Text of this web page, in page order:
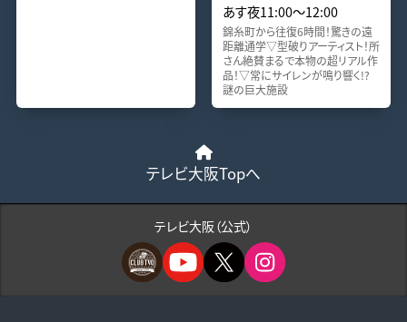
あす夜11:00〜12:00
錦糸町から往復6時間！驚きの遠
距離通学▽型破りアーティスト！所
さん絶賛まるで本物の超リアル作
品！▽常にサイレンが鳴り響く!?
謎の巨大施設
テレビ大阪Topへ
テレビ大阪（公式）